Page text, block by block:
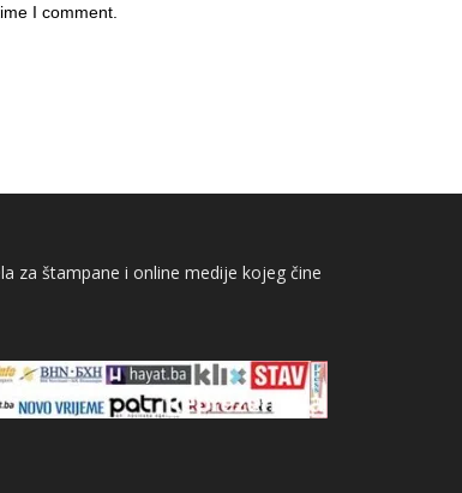
I comment.
za štampane i online medije kojeg čine